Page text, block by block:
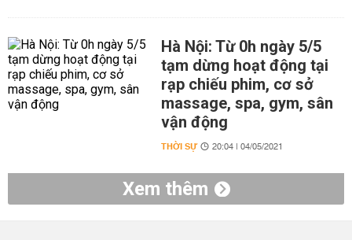
Hà Nội: Từ 0h ngày 5/5
tạm dừng hoạt động tại
rạp chiếu phim, cơ sở
massage, spa, gym, sân
vận động
THỜI SỰ 20:04 | 04/05/2021
Xem thêm